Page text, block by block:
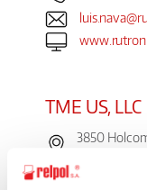
TME US, LLC
3850
tel. +1 (678)